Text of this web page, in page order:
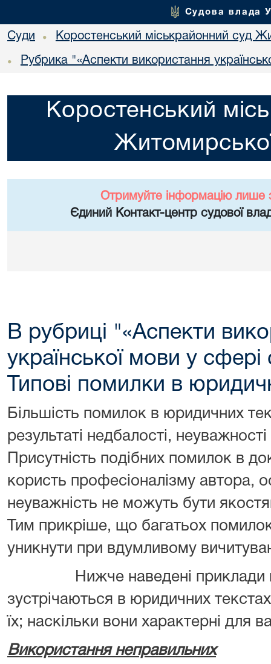
Судова влада
Суди • Коростенський міськрайонний суд
• Рубрика "«Аспекти використання
Коростенський
Отримуйте інформацію лише
Єдиний Контакт-центр судової
В рубриці "«Аспекти
української мови у сфері
Типові помилки в
Більшість помилок в юридичних
результаті недбалості,
Присутність подібних помилок в
користь професіоналізму автора,
неуважність не можуть бути
Тим прикріше, що багатьох
уникнути при вдумливому
Нижче наведені приклади
зустрічаються в юридичних
їх; наскільки вони характерні для
Використання неправильних